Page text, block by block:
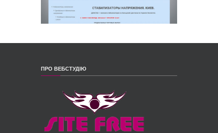
ПРО ВЕБСТУДІЮ